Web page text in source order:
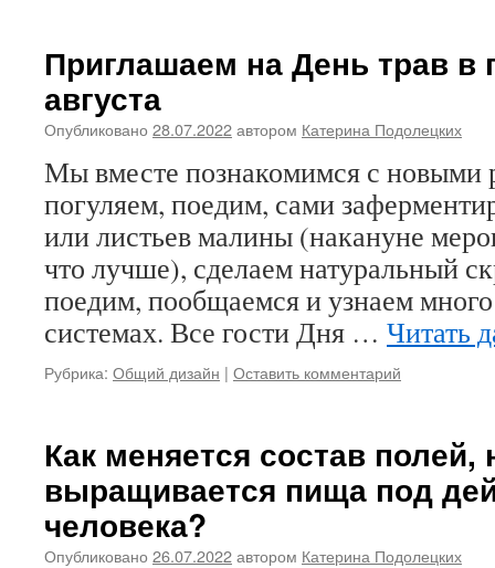
Приглашаем на День трав в
августа
Опубликовано 28.07.2022автором Катерина Подолецких
Мы вместе познакомимся с новыми
погуляем, поедим, сами
или листьев малины (накануне
что лучше), сделаем натуральный
поедим, пообщаемся и узнаем
системах. Все гости Дня … Читать
Рубрика: Общий дизайн | Оставить комментарий
Как меняется состав полей,
выращивается пища под
человека?
Опубликовано 26.07.2022автором Катерина Подолецких